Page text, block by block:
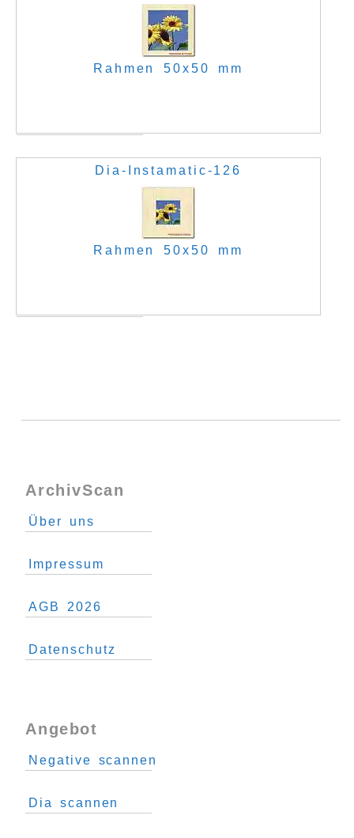
Rahmen 50x50 mm
Dia-Instamatic-126
Rahmen 50x50 mm
ArchivScan
Über uns
Impressum
AGB 2026
Datenschutz
Angebot
Negative scannen
Dia scannen